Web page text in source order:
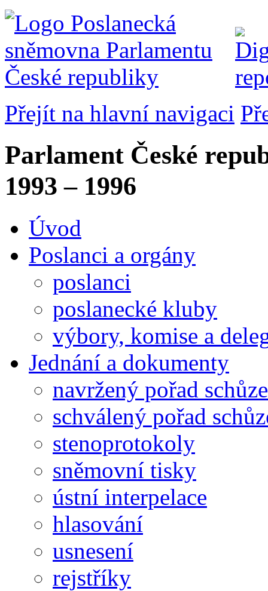
Přejít na hlavní navigaci
Parlament České
1993 – 1996
Úvod
Poslanci a orgány
poslanci
poslanecké kluby
výbory, komise a
Jednání a dokumenty
navržený pořad schůze
schválený pořad
stenoprotokoly
sněmovní tisky
ústní interpelace
hlasování
usnesení
rejstříky